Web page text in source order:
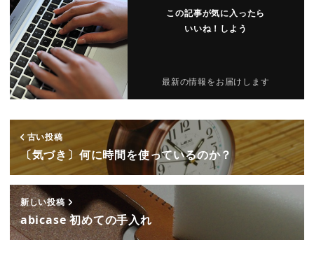
この記事が気に入ったら
いいね！しよう
最新の情報をお届けします
古い投稿
〔気づき〕何に時間を使っているのか？
新しい投稿
abicase 初めての手入れ